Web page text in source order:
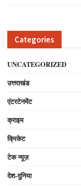
Categories
UNCATEGORIZED
उत्तराखंड
एंटरटेनमेंट
क्राइम
क्रिकेट
टेक न्यूज़
देश-दुनिया